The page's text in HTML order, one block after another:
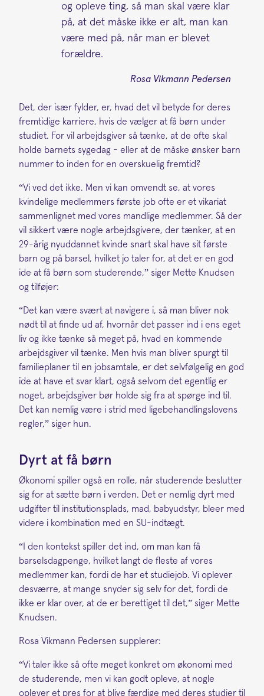
og opleve ting, så man skal være klar
på, at det måske ikke er alt, man kan
være med på, når man er blevet
forældre.
Rosa Vikmann Pedersen
Det, der især fylder, er, hvad det vil betyde for deres
fremtidige karriere, hvis de vælger at få børn under
studiet. For vil arbejdsgiver så tænke, at de ofte skal
holde barnets sygedag - eller at de måske ønsker barn
nummer to inden for en overskuelig fremtid?
“Vi ved det ikke. Men vi kan omvendt se, at vores
kvindelige medlemmers første job ofte er et vikariat
sammenlignet med vores mandlige medlemmer. Så der
vil sikkert være nogle arbejdsgivere, der tænker, at en
29-årig nyuddannet kvinde snart skal have sit første
barn og på barsel, hvilket jo taler for, at det er en god
ide at få børn som studerende,” siger Mette Knudsen
og tilføjer:
“Det kan være svært at navigere i, så man bliver nok
nødt til at finde ud af, hvornår det passer ind i ens eget
liv og ikke tænke så meget på, hvad en kommende
arbejdsgiver vil tænke. Men hvis man bliver spurgt til
familieplaner til en jobsamtale, er det selvfølgelig en god
ide at have et svar klart, også selvom det egentlig er
noget, arbejdsgiver bør holde sig fra at spørge ind til.
Det kan nemlig være i strid med ligebehandlingslovens
regler,” siger hun.
Dyrt at få børn
Økonomi spiller også en rolle, når studerende beslutter
sig for at sætte børn i verden. Det er nemlig dyrt med
udgifter til institutionsplads, mad, babyudstyr, bleer med
videre i kombination med en SU-indtægt.
“I den kontekst spiller det ind, om man kan få
barselsdagpenge, hvilket langt de fleste af vores
medlemmer kan, fordi de har et studiejob. Vi oplever
desværre, at mange snyder sig selv for det, fordi de
ikke er klar over, at de er berettiget til det,” siger Mette
Knudsen.
Rosa Vikmann Pedersen supplerer:
“Vi taler ikke så ofte meget konkret om økonomi med
de studerende, men vi kan godt opleve, at nogle
oplever et pres for at blive færdige med deres studier til